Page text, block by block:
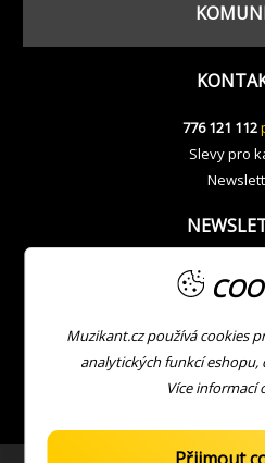
776 121 112
Slevy pro
Muzikant.cz používá cookies
analytických funkcí eshopu,
Více informací